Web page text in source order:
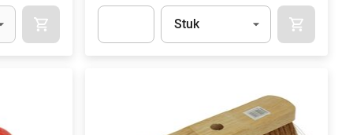
APOK.CATEGORY.PRODUCTS.CART.ADDTOCART
Eenheid
Stuk